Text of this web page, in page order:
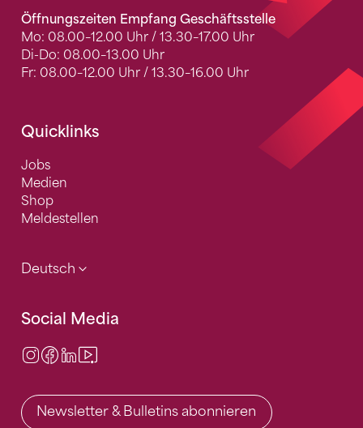
Öffnungszeiten Empfang Geschäftsstelle
Mo: 08.00–12.00 Uhr / 13.30–17.00 Uhr
Di-Do: 08.00–13.00 Uhr
Fr: 08.00–12.00 Uhr / 13.30–16.00 Uhr
Quicklinks
Jobs
Medien
Shop
Meldestellen
Deutsch
Social Media
Instagram
Facebook
LinkedIn
Newsletter & Bulletins abonnieren